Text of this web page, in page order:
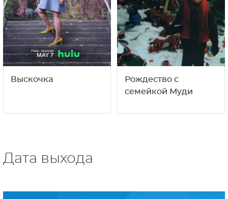
Выскочка
Рождество с
семейкой Муди
Дата выхода